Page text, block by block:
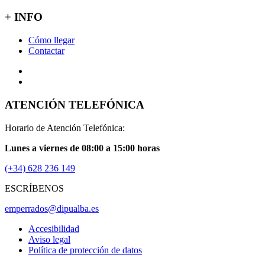
+ INFO
Cómo llegar
Contactar
ATENCIÓN TELEFÓNICA
Horario de Atención Telefónica:
Lunes a viernes de 08:00 a 15:00 horas
(+34) 628 236 149
ESCRÍBENOS
emperrados@dipualba.es
Accesibilidad
Aviso legal
Política de protección de datos